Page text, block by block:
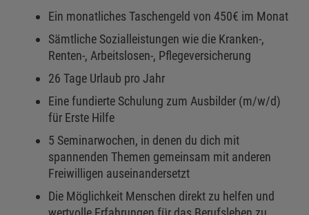
Ein monatliches Taschengeld von 450€ im Monat
Sämtliche Sozialleistungen wie die Kranken-,
Renten-, Arbeitslosen-, Pflegeversicherung
26 Tage Urlaub pro Jahr
Eine fundierte Schulung zum Ausbilder (m/w/d)
für Erste Hilfe
5 Seminarwochen, in denen du dich mit
spannenden Themen gemeinsam mit anderen
Freiwilligen auseinandersetzt
Die Möglichkeit Menschen direkt zu helfen und